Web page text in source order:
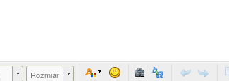
Rozmiar